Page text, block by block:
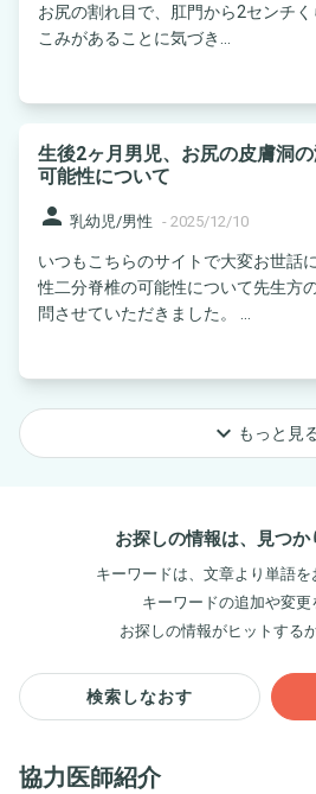
お尻の割れ目で、肛門から2センチ
こみがあることに気づき...
生後2ヶ月男児、お尻の皮膚洞
可能性について
person 乳幼児/男性 - 2025/12/10
いつもこちらのサイトで大変お世話
性二分脊椎の可能性について先生方
keyboard_arrow_down もっと見
お探しの情報は、見つか
キーワードは、文章より単語を
キーワードの追加や変更
お探しの情報がヒットする
検索しなおす
協力医師紹介